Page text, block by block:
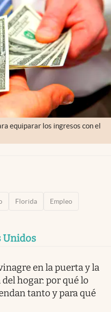
equiparar los ingresos con el
Florida Empleo
Unidos
en la puerta y la
hogar: por qué lo
tanto y para qué